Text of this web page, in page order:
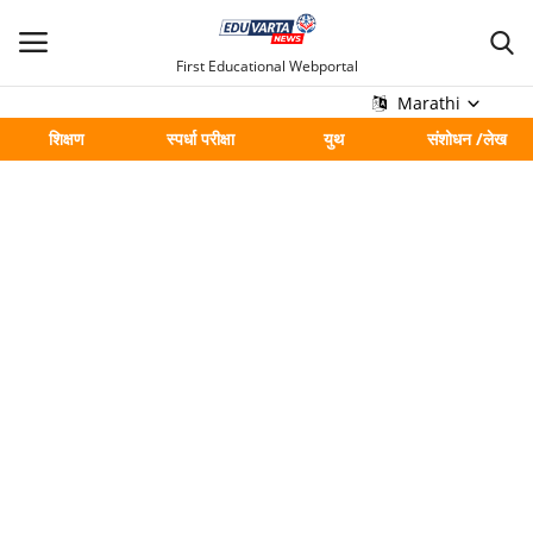
First Educational Webportal
Marathi
शिक्षण
स्पर्धा परीक्षा युथ संशोधन /लेख
मुख्य